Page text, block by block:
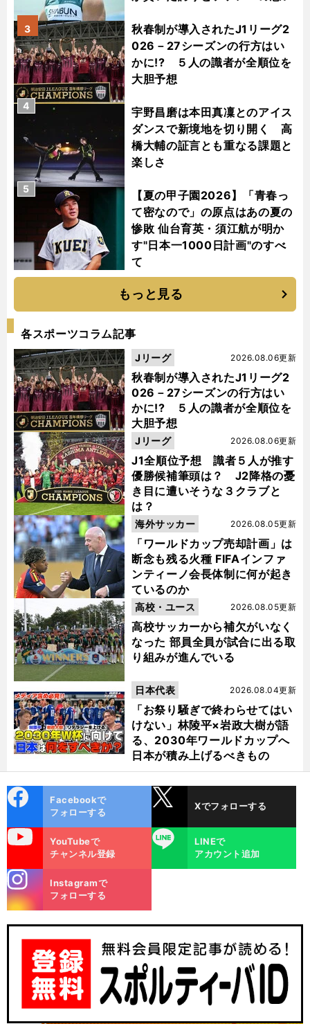
秋春制が導入されたJ1リーグ2
026－27シーズンの行方はい
かに!? ５人の識者が全順位を
大胆予想
3
宇野昌磨は本田真凜とのアイス
ダンスで新境地を切り開く 高
橋大輔の証言とも重なる課題と
楽しさ
4
【夏の甲子園2026】「青春っ
て密なので」の原点はあの夏の
惨敗 仙台育英・須江航が明か
す"日本一1000日計画"のすべ
て
5
もっと見る
各スポーツコラム記事
秋春制が導入されたJ1リーグ2
026－27シーズンの行方はい
かに!? ５人の識者が全順位を
大胆予想
2026.08.06更新
Jリーグ
J1全順位予想 識者５人が推す
優勝候補筆頭は？ J2降格の憂
き目に遭いそうな３クラブと
は？
2026.08.06更新
Jリーグ
「ワールドカップ売却計画」は
断念も残る火種 FIFAインファ
ンティーノ会長体制に何が起き
ているのか
2026.08.05更新
海外サッカー
高校サッカーから補欠がいなく
なった 部員全員が試合に出る取
り組みが進んでいる
2026.08.05更新
高校・ユース
「お祭り騒ぎで終わらせてはい
けない」林陵平×岩政大樹が語
る、2030年ワールドカップへ
日本が積み上げるべきもの
2026.08.04更新
日本代表
ok
Facebookで
フォローする
Xでフォローする
YouTubeで
チャンネル登録
LINE
LINEで
アカウント追加
m
Instagramで
フォローする